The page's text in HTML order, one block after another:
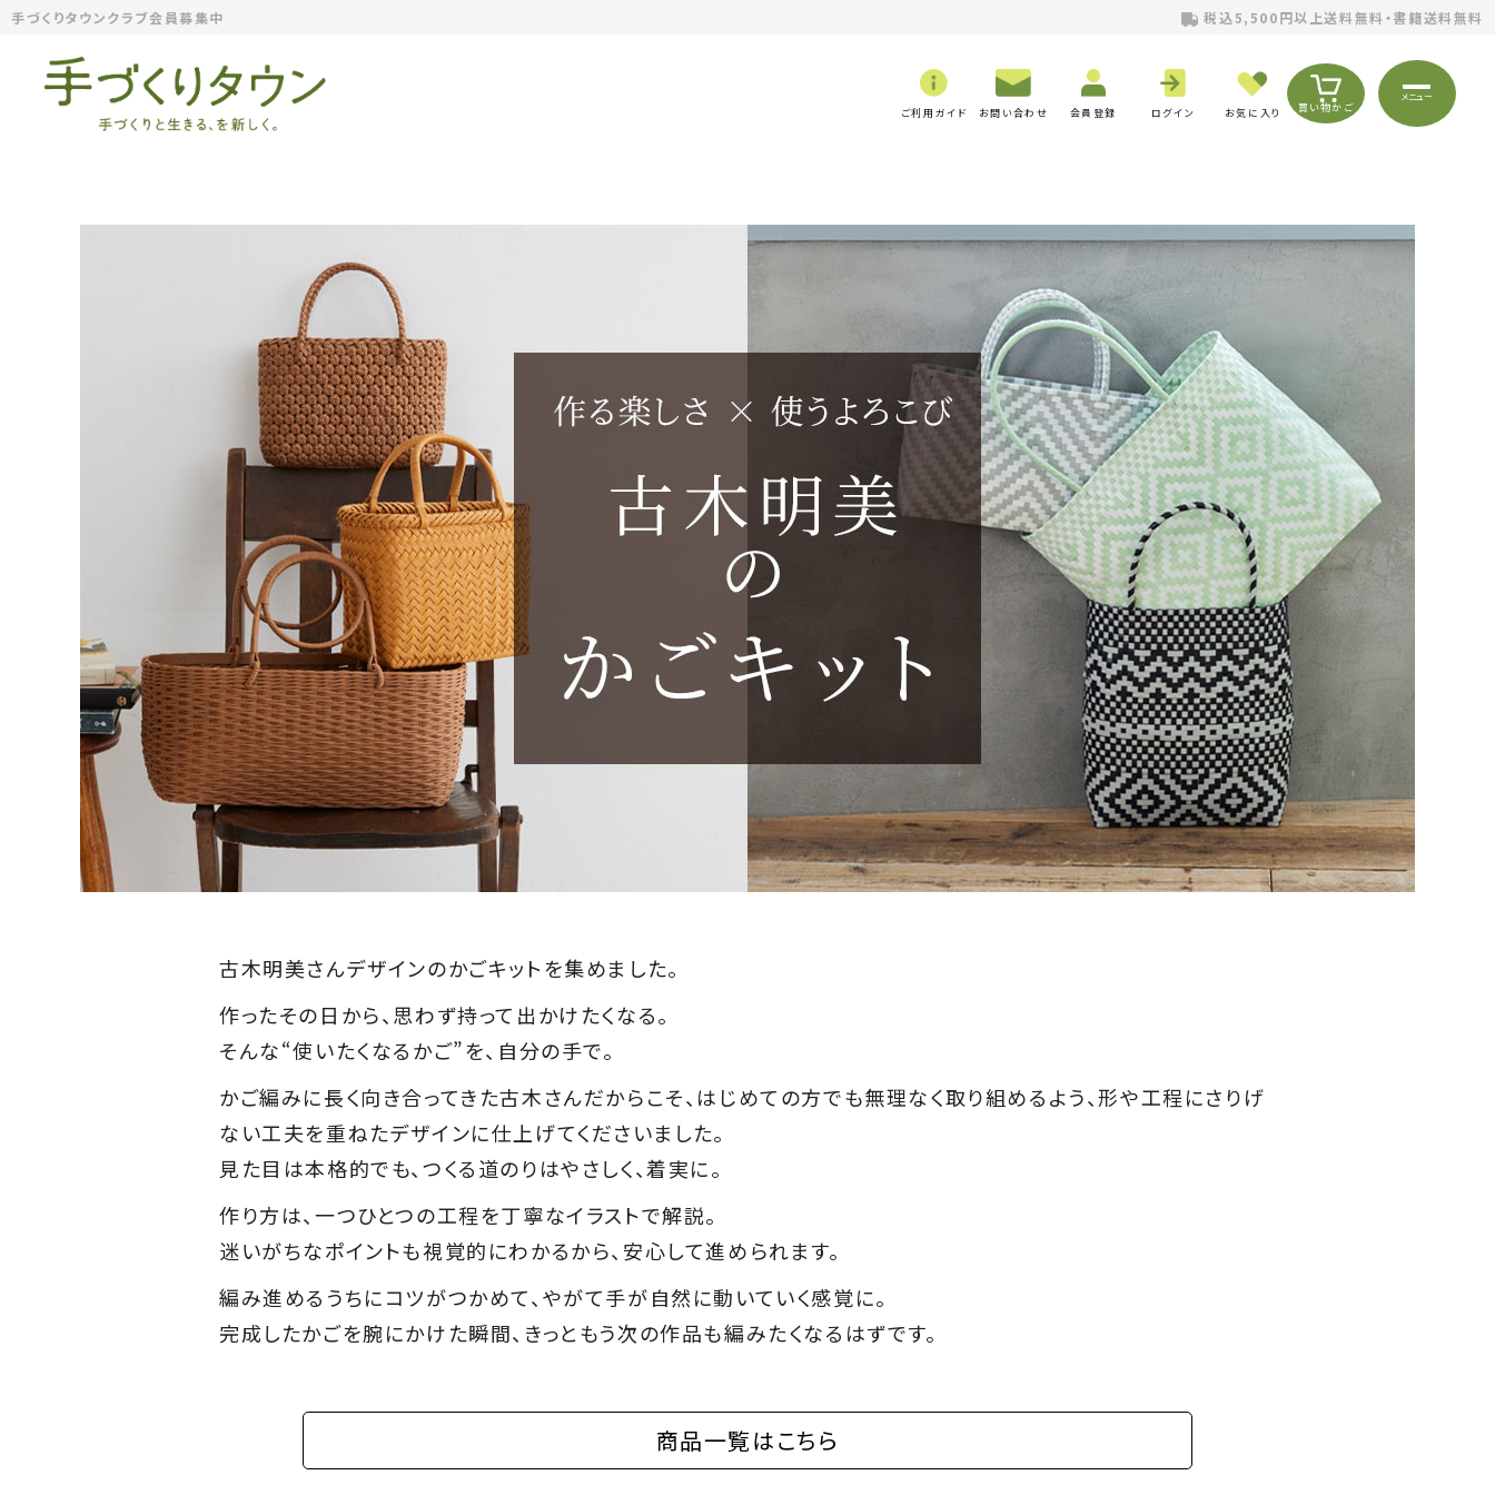
手づくりタウンクラブ会員募集中 税込5,500円以上送料無料・書籍送料無料
ご利用ガイド お問い合わせ 会員登録 ログイン お気に入り 買い物かご
メニュー
古木明美さんデザインのかごキットを集めました。
作ったその日から、思わず持って出かけたくなる。
そんな“使いたくなるかご”を、自分の手で。
かご編みに長く向き合ってきた古木さんだからこそ、はじめての方でも無理なく取り組めるよう、形や工程にさりげ
ない工夫を重ねたデザインに仕上げてくださいました。
見た目は本格的でも、つくる道のりはやさしく、着実に。
作り方は、一つひとつの工程を丁寧なイラストで解説。
迷いがちなポイントも視覚的にわかるから、安心して進められます。
編み進めるうちにコツがつかめて、やがて手が自然に動いていく感覚に。
完成したかごを腕にかけた瞬間、きっともう次の作品も編みたくなるはずです。
商品一覧はこちら